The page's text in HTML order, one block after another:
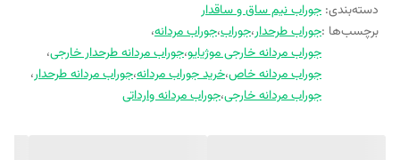
دسته‌بندی: جوراب نیم ساق و ساقدار
برچسب‌ها :جوراب طرحدار،جوراب،جوراب مردانه،
جوراب مردانه خارجی موژیایو،جوراب مردانه طرحدار خارجی،
جوراب مردانه خاص،خرید جوراب مردانه،جوراب مردانه طرحدار،
جوراب مردانه خارجی،جوراب مردانه وارداتی